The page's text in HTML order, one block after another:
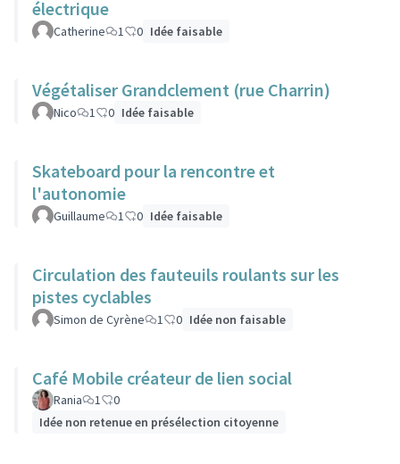
électrique
Catherine 1 0 Idée faisable
Végétaliser Grandclement (rue Charrin)
Nico 1 0 Idée faisable
Skateboard pour la rencontre et
l'autonomie
Guillaume 1 0 Idée faisable
Circulation des fauteuils roulants sur les
pistes cyclables
Simon de Cyrène 1 0 Idée non faisable
Café Mobile créateur de lien social
Rania 1
0
Idée non retenue en présélection citoyenne